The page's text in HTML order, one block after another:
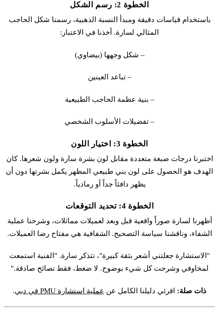
الخطوة 2: رسم الشكل
باستخدام قياسات دقيقة ومبدأ النسبة الذهبية، رسمنا شكل الحاجب
المثالي لسارة. أخذنا في الاعتبار:
– شكل وجهها (بيضاوي)
– تباعد العينين
– بنية عظمة الحاجب الطبيعية
– تفضيلات الأسلوب الشخصي
الخطوة 3: اختيار اللون
اختبرنا درجات صبغة متعددة مقابل لون بشرة سارة ولون شعرها. كان
الهدف هو الحصول على لون بني طبيعي المظهر يكمل بشرتها دون أن
يظهر دافئاً جداً أو رمادياً.
الخطوة 4: تحديد التوقعات
أظهرنا لسارة صوراً واقعية قبل وبعد لعميلات مماثلات، وشرحنا عملية
الشفاء، وناقشنا سياسة التصحيح. الشفافية هي مفتاح رضا العميلات.
"الاستشارة جعلتني أشعر بثقة كبيرة"، تتذكر سارة. "الفنية استمعت
لمخاوفي وشرحت كل شيء بوضوح. لا ضغط، فقط نصائح صادقة."
ذات صلة: اقرئي دليلنا الكامل عن عملية استشارة PMU في دبي .